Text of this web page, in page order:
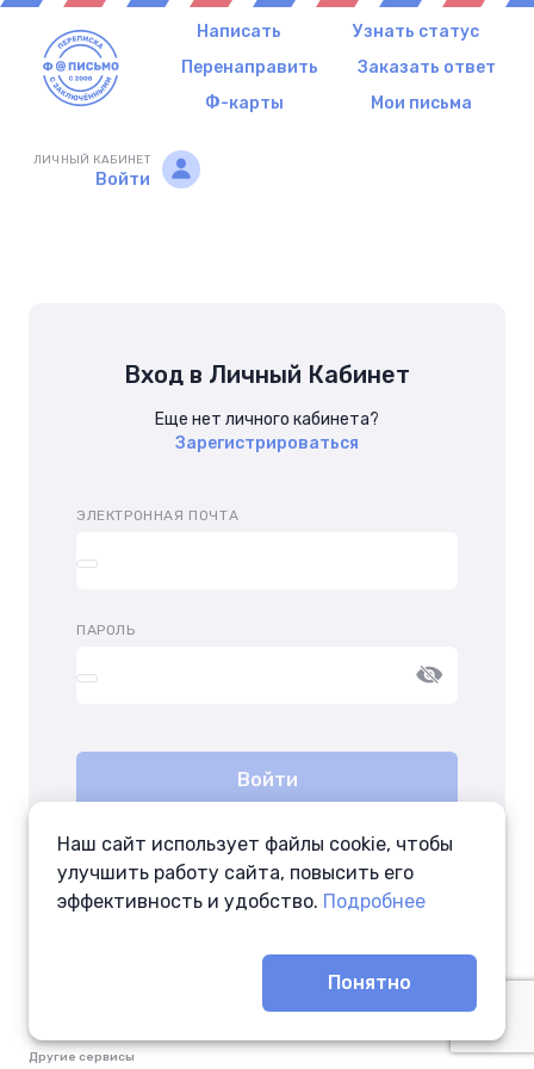
Написать
Узнать статус
Перенаправить
Заказать ответ
Ф-карты
Мои письма
ЛИЧНЫЙ КАБИНЕТ
Войти
Вход в Личный Кабинет
Еще нет личного кабинета?
Зарегистрироваться
ЭЛЕКТРОННАЯ ПОЧТА
ПАРОЛЬ
Войти
Восстановить пароль
Другие сервисы
Наш сайт использует файлы cookie, чтобы
улучшить работу сайта, повысить его
эффективность и удобство. Подробнее
Понятно